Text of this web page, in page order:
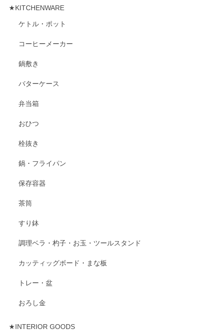
★KITCHENWARE
ケトル・ポット
コーヒーメーカー
鍋敷き
バターケース
弁当箱
おひつ
栓抜き
鍋・フライパン
保存容器
茶筒
すり鉢
調理ベラ・杓子・お玉・ツールスタンド
カッティッグボード・まな板
トレー・盆
おろし金
★INTERIOR GOODS